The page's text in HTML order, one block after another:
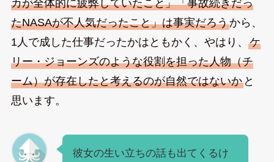
カが全体的に疲弊していたこと」「事故続きだっ
たNASAが不人気だったこと」は事実だろうから、
1人で成した仕事だったかはともかく、やはり、 ケ
リー・ジョーンズのような役割を担った人物（チ
ーム）が存在したと考えるのが自然ではないかと
思います。
彼女の生い立ちの話も出てくるけ